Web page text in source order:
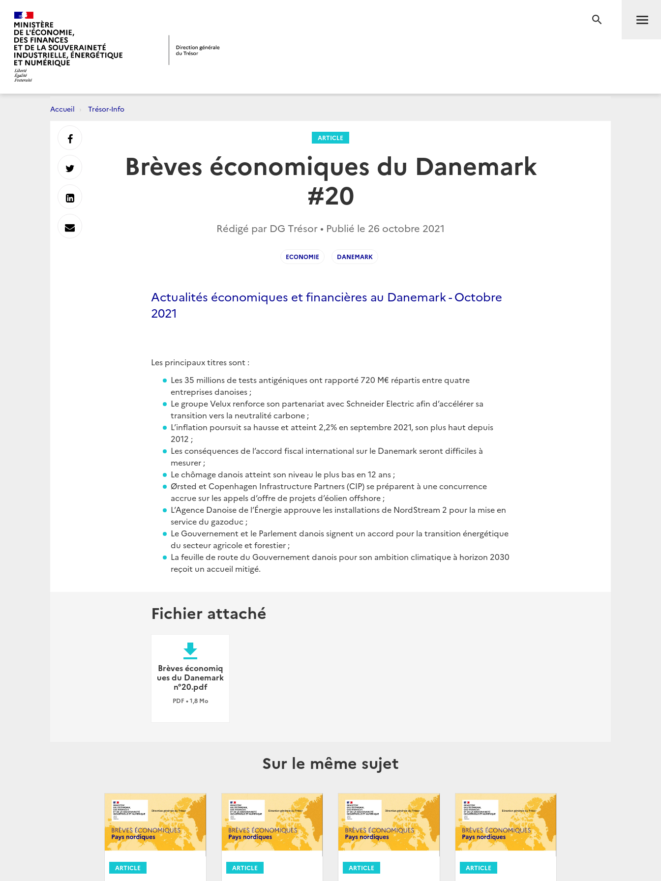
RECHERCHE
Accueil Trésor-Info
ARTICLE
Brèves économiques du Danemark
#20
Rédigé par DG Trésor • Publié le 26 octobre 2021
ECONOMIE DANEMARK
Actualités économiques et financières au Danemark - Octobre
2021
Les principaux titres sont :
Les 35 millions de tests antigéniques ont rapporté 720 M€ répartis entre quatre
entreprises danoises ;
Le groupe Velux renforce son partenariat avec Schneider Electric afin d’accélérer sa
transition vers la neutralité carbone ;
L’inflation poursuit sa hausse et atteint 2,2% en septembre 2021, son plus haut depuis
2012 ;
Les conséquences de l’accord fiscal international sur le Danemark seront difficiles à
mesurer ;
Le chômage danois atteint son niveau le plus bas en 12 ans ;
Ørsted et Copenhagen Infrastructure Partners (CIP) se préparent à une concurrence
accrue sur les appels d’offre de projets d’éolien offshore ;
L’Agence Danoise de l’Énergie approuve les installations de NordStream 2 pour la mise en
service du gazoduc ;
Le Gouvernement et le Parlement danois signent un accord pour la transition énergétique
du secteur agricole et forestier ;
La feuille de route du Gouvernement danois pour son ambition climatique à horizon 2030
reçoit un accueil mitigé.
Fichier attaché
file_download
Brèves économiq
ues du Danemark
n°20.pdf
PDF • 1,8 Mo
Sur le même sujet
ARTICLE ARTICLE ARTICLE ARTICLE
Partager
sur
Partager
sur
Partager
sur
Envoyer